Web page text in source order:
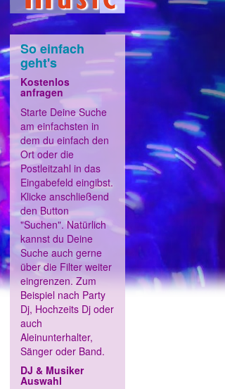
So einfach
geht's
Kostenlos
anfragen
Starte Deine Suche
am einfachsten in
dem du einfach den
Ort oder die
Postleitzahl in das
Eingabefeld eingibst.
Klicke anschließend
den Button
"Suchen". Natürlich
kannst du Deine
Suche auch gerne
über die Filter weiter
eingrenzen. Zum
Beispiel nach Party
Dj, Hochzeits Dj oder
auch
Aleinunterhalter,
Sänger oder Band.
DJ & Musiker
Auswahl